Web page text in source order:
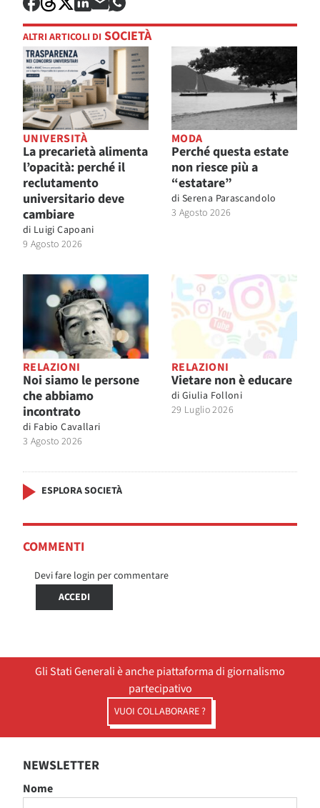
ALTRI ARTICOLI DI SOCIETÀ
UNIVERSITÀ
La precarietà alimenta
l’opacità: perché il
reclutamento
universitario deve
cambiare
di Luigi Capoani
9 Agosto 2026
MODA
Perché questa estate
non riesce più a
“estatare”
di Serena Parascandolo
3 Agosto 2026
RELAZIONI
Noi siamo le persone
che abbiamo
incontrato
di Fabio Cavallari
3 Agosto 2026
RELAZIONI
Vietare non è educare
di Giulia Folloni
29 Luglio 2026
ESPLORA SOCIETÀ
COMMENTI
Devi fare login per commentare
ACCEDI
Gli Stati Generali è anche piattaforma di giornalismo
partecipativo
VUOI COLLABORARE ?
NEWSLETTER
Nome